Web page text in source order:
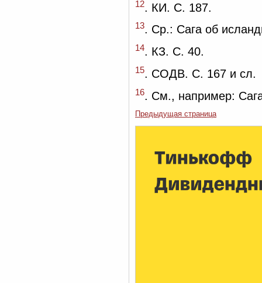
12 . КИ. С. 187.
13. Ср.: Сага об
14. КЗ. С. 40.
15. СОДВ. С. 167 и сл.
16. См., например:
Предыдущая страница